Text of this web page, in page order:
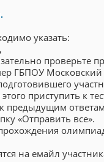
указать:
проверьте
ГБПОУ
приступить к
предыдущим
«Отправить все».
прохождения
на емайл